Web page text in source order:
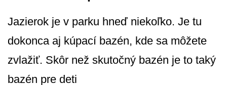
Jazierok je v parku hneď niekoľko. Je tu
dokonca aj kúpací bazén, kde sa môžete
zvlažiť. Skôr než skutočný bazén je to taký
bazén pre deti